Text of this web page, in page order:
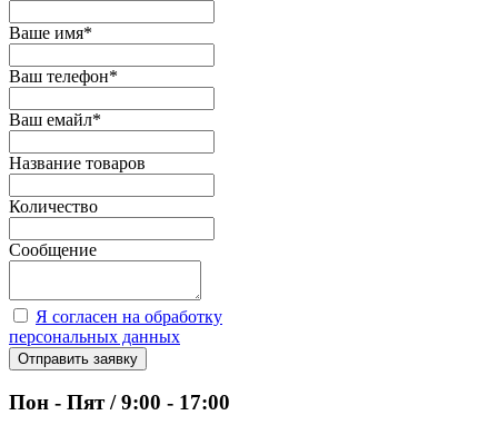
Ваше имя*
Ваш телефон*
Ваш емайл*
Название товаров
Количество
Сообщение
Я согласен на обработку
персональных данных
Отправить заявку
Пон - Пят / 9:00 - 17:00